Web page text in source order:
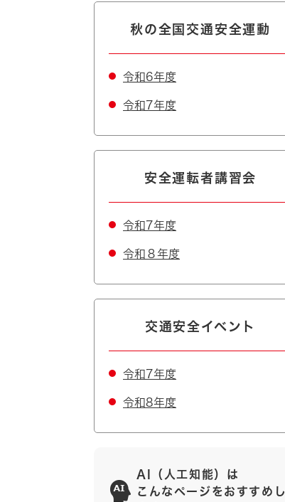
秋の全国交通安全運動
令和6年度
令和7年度
安全運転者講習会
令和7年度
令和８年度
交通安全イベント
令和7年度
令和8年度
AI（人工知能）は
こんなページをおすすめし